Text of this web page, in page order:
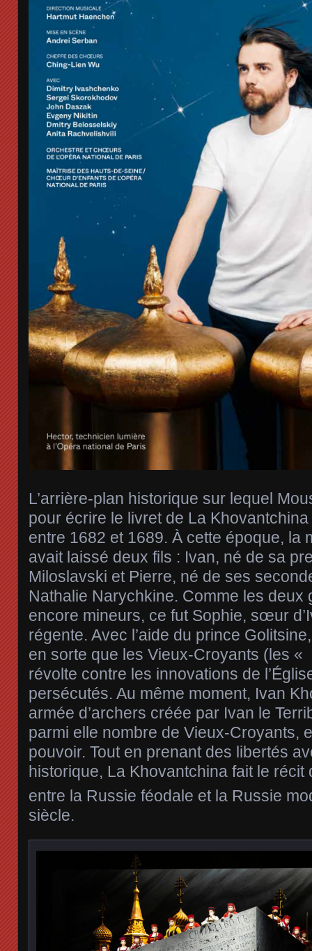
L’arrière-plan historique sur lequel
pour écrire le livret de La
entre 1682 et 1689. À cette époque, la
avait laissé deux fils : Ivan, né de sa
Miloslavski et Pierre, né de ses
Nathalie Narychkine. Comme les deux
encore mineurs, ce fut Sophie, sœur
régente. Avec l’aide du prince
en sorte que les Vieux-Croyants (les
révolte contre les innovations de
persécutés. Au même moment, Ivan
armée d’archers créée par Ivan le
parmi elle nombre de Vieux-Croyants,
pouvoir. Tout en prenant des libertés
historique, La Khovantchina fait le récit
entre la Russie féodale et la Russie
siècle.